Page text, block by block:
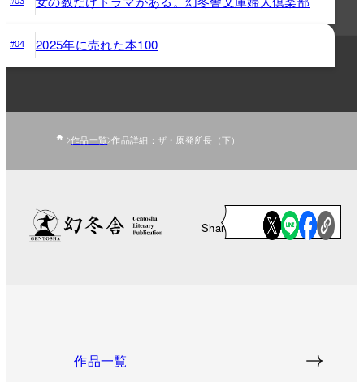
#04 2025年に売れた本100
作品一覧 作品詳細：ザ・原発所長（下）
Share
作品一覧